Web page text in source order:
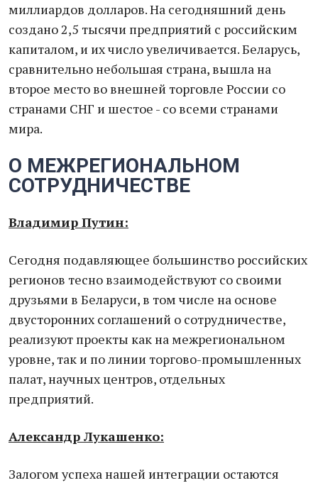
миллиардов долларов. На сегодняшний день
создано 2,5 тысячи предприятий с российским
капиталом, и их число увеличивается. Беларусь,
сравнительно небольшая страна, вышла на
второе место во внешней торговле России со
странами СНГ и шестое - со всеми странами
мира.
О МЕЖРЕГИОНАЛЬНОМ
СОТРУДНИЧЕСТВЕ
Владимир Путин:
Сегодня подавляющее большинство российских
регионов тесно взаимодействуют со своими
друзьями в Беларуси, в том числе на основе
двусторонних соглашений о сотрудничестве,
реализуют проекты как на межрегиональном
уровне, так и по линии торгово-промышленных
палат, научных центров, отдельных
предприятий.
Александр Лукашенко:
Залогом успеха нашей интеграции остаются